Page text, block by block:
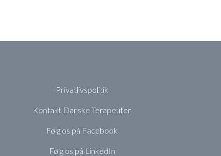
Privatlivspolitik
Kontakt Danske Terapeuter
Følg os på Facebook
Følg os på LinkedIn